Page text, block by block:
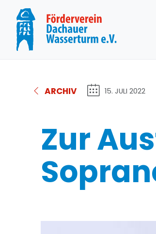
ARCHIV 15. JULI 2022
Zur